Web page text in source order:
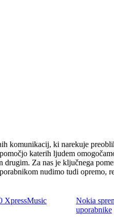
komunikacij, ki narekuje
katerih ljudem
Za nas je ključnega
nudimo tudi opremo,
XpressMusic
Nokia
uporabnike